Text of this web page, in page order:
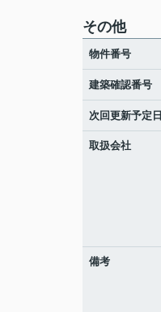
その他
物件番号
建築確認番号
次回更新予定日
取扱会社
備考